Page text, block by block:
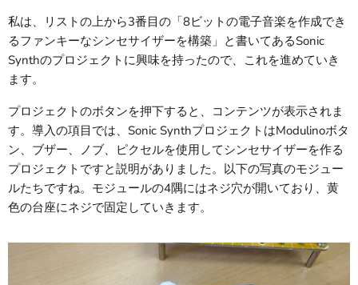
私は、リストの上から3番目の「8ビットの電子音楽を作成でき
るファンキーなシンセサイザーを構築」と書いてあるSonic
Synthのプロジェクトに興味を持ったので、これを進めていき
ます。
プロジェクトのボタンを押下すると、コンテンツが表示されま
す。導入の項目では、 Sonic SynthプロジェクトはModulinoボタ
ン、ブザー、ノブ、ピクセルを使用してシンセサイザーを作る
プロジェクトですと説明がありました。以下の写真のモジュー
ルたちですね。モジュールの4隅にはネジ穴が開いており、黄
色の台座にネジで固定していきます。